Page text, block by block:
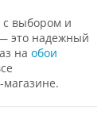
с выбором и
это надежный
на обои